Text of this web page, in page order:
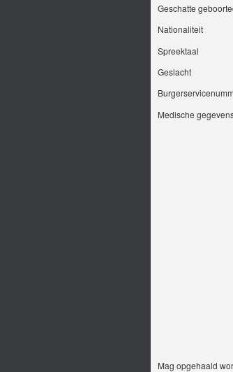
Geschatte
Nationaliteit
Spreektaal
Geslacht
Medische
Mag opgehaald